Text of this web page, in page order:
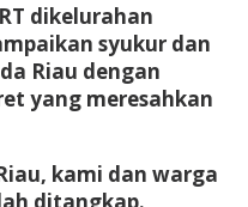
dikelurahan
syukur dan
Riau dengan
yang meresahkan
kami dan warga
ditangkap.